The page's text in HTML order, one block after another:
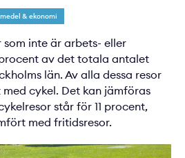
& ekonomi
som inte är arbets- eller
av det totala antalet
län. Av alla dessa resor
cykel. Det kan jämföras
står för 11 procent,
med fritidsresor.